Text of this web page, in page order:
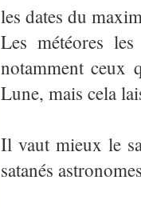
les dates du
Les météores
notamment ceux
Lune, mais cela
Il vaut mieux le
satanés